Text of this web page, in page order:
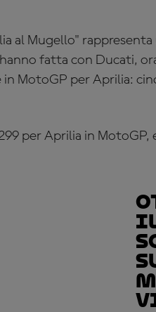
al Mugello"
fatta con Ducati,
MotoGP per Aprilia:
per Aprilia in MotoGP,
il